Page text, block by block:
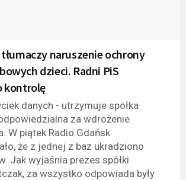
naruszenie ochrony
dzieci. Radni PiS
kontrolę
danych - utrzymuje spółka
za wdrożenie
W piątek Radio Gdańsk
że z jednej z baz ukradziono
Jak wyjaśnia prezes spółki
za wszystko odpowiada były